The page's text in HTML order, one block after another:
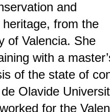
and
from the
of Valencia. She
with a
of the state of
Olavide
for the